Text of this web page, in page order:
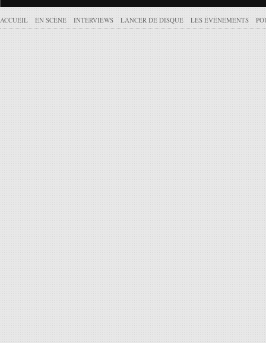
ACCUEIL EN SCÈNE INTERVIEWS LANCER DE DISQUE LES ÉVÉNEMENTS